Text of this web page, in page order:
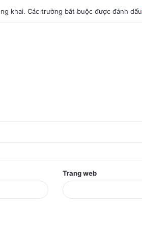
khai. Các trường bắt buộc được đánh dấu
Trang web